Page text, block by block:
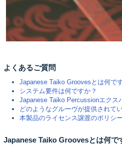
よくあるご質問
Japanese Taiko Groovesとは何で
システム要件は何ですか？
Japanese Taiko Percussionエクス
どのようなグルーヴが提供されて
本製品のライセンス譲渡のポリシ
Japanese Taiko Groovesとは何で